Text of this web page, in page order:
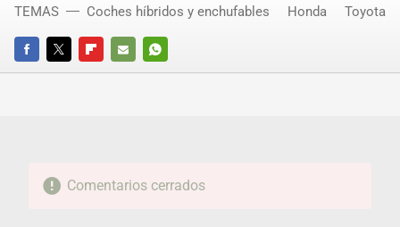
FACEBOOKTWITTERFLIPBOARD
E-
WHATSAPP
TEMAS Coches híbridos y enchufables Honda Toyota
Comentarios cerrados